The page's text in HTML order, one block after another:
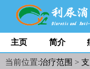
主页 简介
当前位置:治疗范围 >